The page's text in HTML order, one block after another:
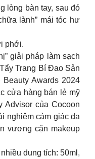
lòng bàn tay, sau đó
lành” mái tóc hư
phới.
giải pháp làm sạch
Trang Bí Đao Sản
Awards 2024
cửa hàng bán lẻ mỹ
Advisor của Cocoon
nghiệm cảm giác da
vương cặn makeup
dung tích: 50ml,